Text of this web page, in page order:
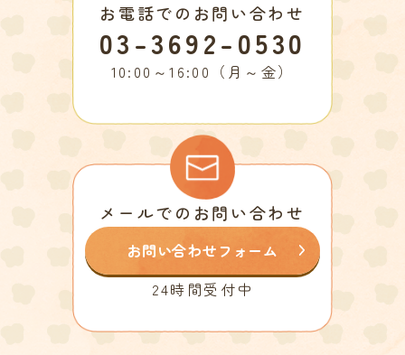
お電話でのお問い合わせ
03-3692-0530
10:00～16:00（月～金）
メールでのお問い合わせ
お問い合わせフォーム
24時間受付中